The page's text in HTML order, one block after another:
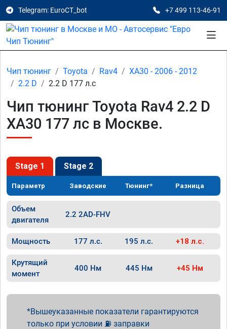
Telegram: EuroCT_bot +7 499 113-46-91
Чип тюнинг Toyota Rav4
XA30 - 2006 - 2012
2.2 D
2.2 D 177 л.с
Чип тюнинг Toyota Rav4 2.2 D
XA30 177 лс в Москве.
Stage 1 Stage 2
Параметр Заводские Тюнинг* Разница
Объем
двигателя
2.2 2AD-FHV
Мощность 177 л.с. 195 л.с. +18 л.с.
Крутящий
момент
400 Нм 445 Нм +45 Нм
Вышеуказанные показатели гарантируются
только при условии ⛽ заправки